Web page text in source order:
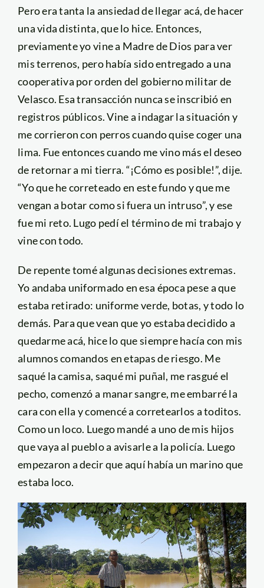
Pero era tanta la ansiedad de llegar acá, de hacer
una vida distinta, que lo hice. Entonces,
previamente yo vine a Madre de Dios para ver
mis terrenos, pero había sido entregado a una
cooperativa por orden del gobierno militar de
Velasco. Esa transacción nunca se inscribió en
registros públicos. Vine a indagar la situación y
me corrieron con perros cuando quise coger una
lima. Fue entonces cuando me vino más el deseo
de retornar a mi tierra. “¡Cómo es posible!”, dije.
“Yo que he correteado en este fundo y que me
vengan a botar como si fuera un intruso”, y ese
fue mi reto. Lugo pedí el término de mi trabajo y
vine con todo.
De repente tomé algunas decisiones extremas.
Yo andaba uniformado en esa época pese a que
estaba retirado: uniforme verde, botas, y todo lo
demás. Para que vean que yo estaba decidido a
quedarme acá, hice lo que siempre hacía con mis
alumnos comandos en etapas de riesgo. Me
saqué la camisa, saqué mi puñal, me rasgué el
pecho, comenzó a manar sangre, me embarré la
cara con ella y comencé a corretearlos a toditos.
Como un loco. Luego mandé a uno de mis hijos
que vaya al pueblo a avisarle a la policía. Luego
empezaron a decir que aquí había un marino que
estaba loco.